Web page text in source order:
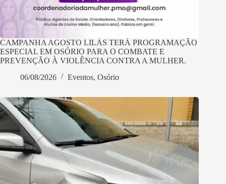
CAMPANHA AGOSTO LILÁS TERÁ PROGRAMAÇÃO
ESPECIAL EM OSÓRIO PARA O COMBATE E
PREVENÇÃO À VIOLÊNCIA CONTRA A MULHER.
06/08/2026
Eventos, Osório